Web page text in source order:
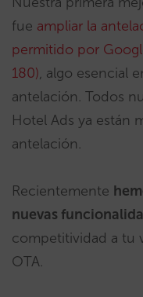
fue ampliar la
permitido por
180), algo esencial
antelación. Todos
Hotel Ads ya están
antelación.
Recientemente
nuevas
competitividad a tu
OTA.